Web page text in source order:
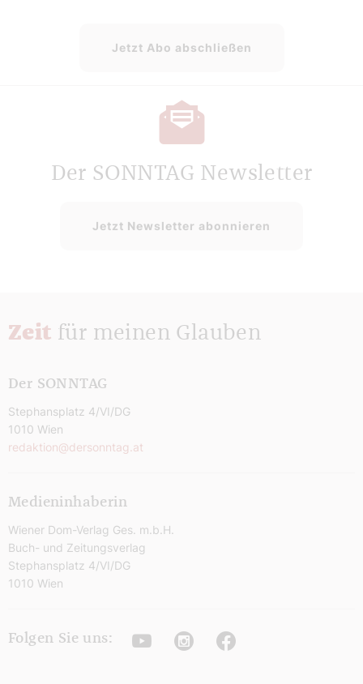
Jetzt Abo abschließen
Der SONNTAG Newsletter
Jetzt Newsletter abonnieren
Zeit für meinen Glauben
Der SONNTAG
Stephansplatz 4/VI/DG
1010 Wien
redaktion@dersonntag.at
Medieninhaberin
Wiener Dom-Verlag Ges. m.b.H.
Buch- und Zeitungsverlag
Stephansplatz 4/VI/DG
1010 Wien
Folgen Sie uns: YoutubeInstagramFacebook